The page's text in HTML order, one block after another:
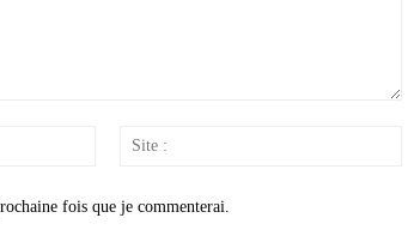
Email
fois que je commenterai.